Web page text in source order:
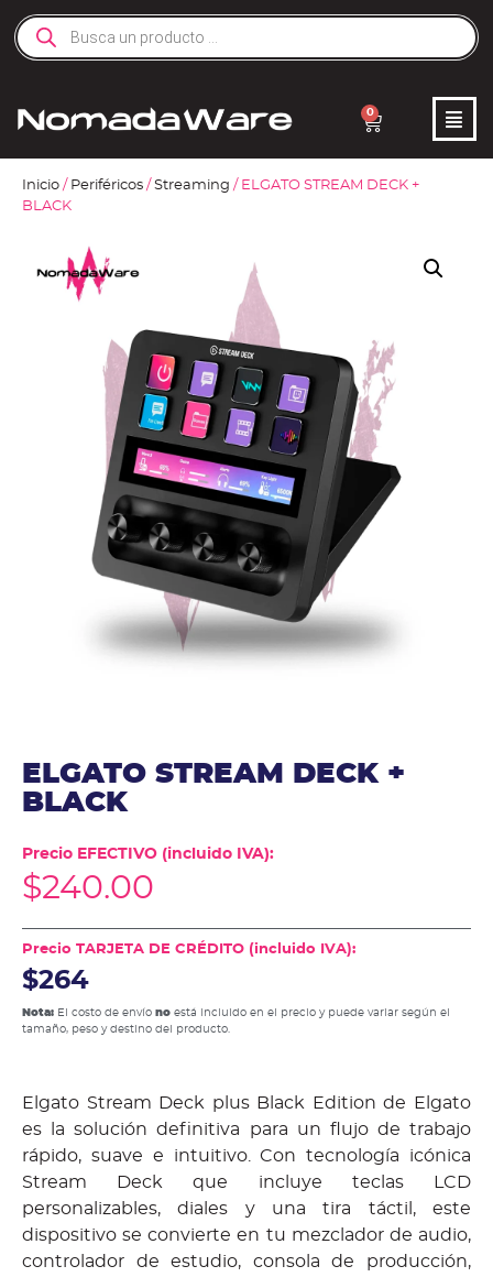
0
Inicio / Periféricos / Streaming / ELGATO STREAM DECK +
BLACK
ELGATO STREAM DECK +
BLACK
Precio EFECTIVO (incluido IVA):
$240.00
Precio TARJETA DE CRÉDITO (incluido IVA):
$264
Nota: El costo de envío no está incluido en el precio y puede variar según el
tamaño, peso y destino del producto.
Elgato Stream Deck plus Black Edition de Elgato
es la solución definitiva para un flujo de trabajo
rápido, suave e intuitivo. Con tecnología icónica
Stream Deck que incluye teclas LCD
personalizables, diales y una tira táctil, este
dispositivo se convierte en tu mezclador de audio,
controlador de estudio, consola de producción,